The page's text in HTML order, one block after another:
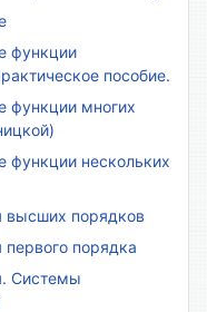
функции
пособие.
функции многих
функции нескольких
высших порядков
порядка
Системы